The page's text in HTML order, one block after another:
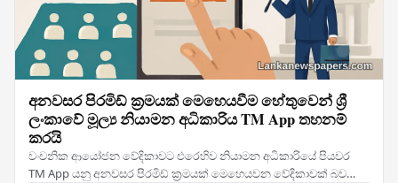
අනවසර පිරමිඩ් ක්‍රමයක් මෙහෙයවීම හේතුවෙන් ශ්‍රී
ලංකාවේ මූල්‍ය නියාමන අධිකාරිය TM App තහනම්
කරයි
වංචනික ආයෝජන වේදිකාවට එරෙහිව නියාමන අධිකාරියේ පියවර
TM App යනු අනවසර පිරමිඩ් ක්‍රමයක් මෙහෙයවන වේදිකාවක් බව